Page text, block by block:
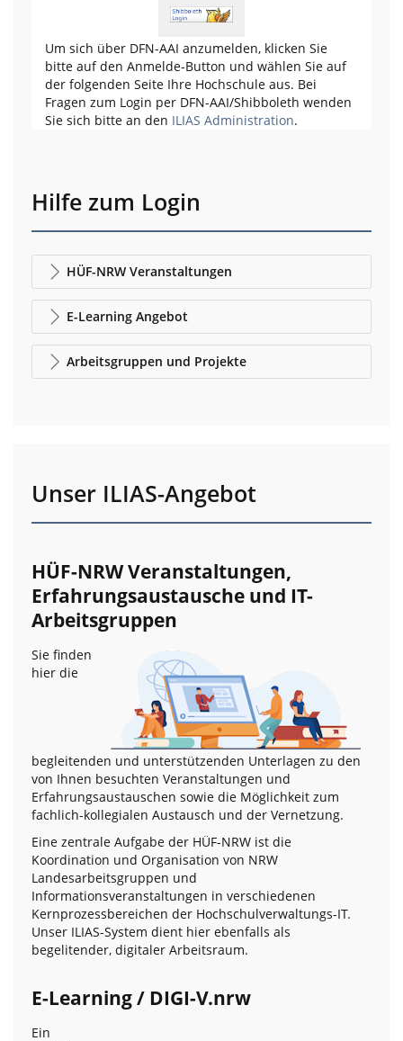
Um sich über DFN-AAI anzumelden, klicken Sie
bitte auf den Anmelde-Button und wählen Sie auf
der folgenden Seite Ihre Hochschule aus. Bei
Fragen zum Login per DFN-AAI/Shibboleth wenden
Sie sich bitte an den ILIAS Administration.
Hilfe zum Login
HÜF-NRW Veranstaltungen
E-Learning Angebot
Arbeitsgruppen und Projekte
Unser ILIAS-Angebot
HÜF-NRW Veranstaltungen,
Erfahrungsaustausche und IT-
Arbeitsgruppen
Sie finden
hier die
begleitenden und unterstützenden Unterlagen zu den
von Ihnen besuchten Veranstaltungen und
Erfahrungsaustauschen sowie die Möglichkeit zum
fachlich-kollegialen Austausch und der Vernetzung.
Eine zentrale Aufgabe der HÜF-NRW ist die
Koordination und Organisation von NRW
Landesarbeitsgruppen und
Informationsveranstaltungen in verschiedenen
Kernprozessbereichen der Hochschulverwaltungs-IT.
Unser ILIAS-System dient hier ebenfalls als
begelitender, digitaler Arbeitsraum.
E-Learning / DIGI-V.nrw
Ein